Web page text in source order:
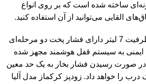
ساخته شده است که بر روی انواع
القایی می‌توانید از آن استفاده کنید.
کرکماز A171 ظرفیت 7 لیتر دارای فشار پخت دو مرحله‌ای
ایمنی به سیستم قفل هوشمند مجهز شده
در صورت رسیدن فشار بخار به یک حد معین
درب را خواهد داد. زودپز کرکماز مدل آلیا